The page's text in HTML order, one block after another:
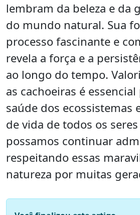
lembram da beleza e da
do mundo natural. Sua
processo fascinante e
revela a força e a
ao longo do tempo.
as cachoeiras é
saúde dos ecossistemas
de vida de todos os
possamos continuar
respeitando essas
natureza por muitas